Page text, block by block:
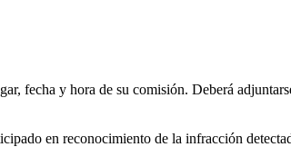
fecha y hora de su comisión. Deberá
en reconocimiento de la infracción